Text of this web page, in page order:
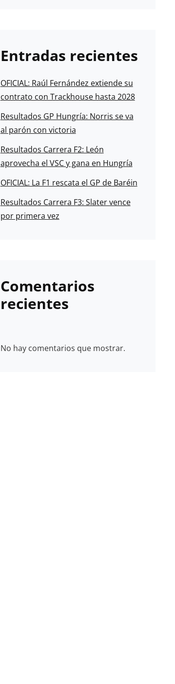
Entradas recientes
OFICIAL: Raúl Fernández extiende su
contrato con Trackhouse hasta 2028
Resultados GP Hungría: Norris se va
al parón con victoria
Resultados Carrera F2: León
aprovecha el VSC y gana en Hungría
OFICIAL: La F1 rescata el GP de Baréin
Resultados Carrera F3: Slater vence
por primera vez
Comentarios
recientes
No hay comentarios que mostrar.